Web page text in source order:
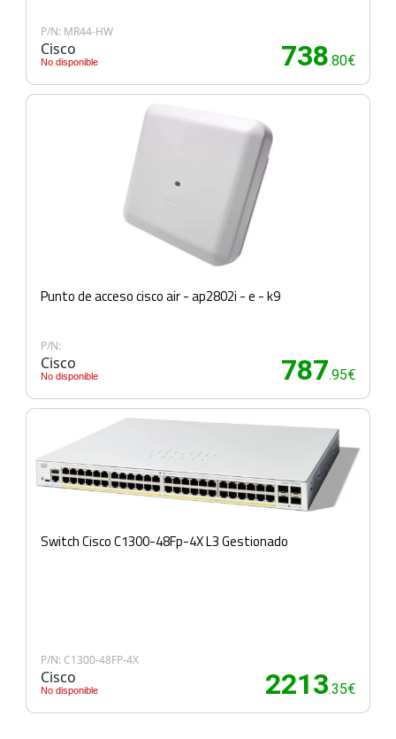
P/N: MR44-HW
Cisco
No disponible 738.80€
Punto de acceso cisco air - ap2802i - e - k9
P/N:
Cisco
No disponible 787.95€
Switch Cisco C1300-48Fp-4X L3 Gestionado
P/N: C1300-48FP-4X
Cisco
No disponible 2213.35€